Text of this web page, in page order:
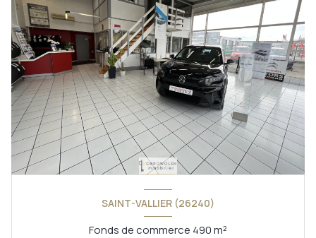
SAINT-VALLIER (26240)
Fonds de commerce 490 m²